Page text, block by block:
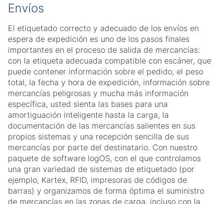
Envíos
El etiquetado correcto y adecuado de los envíos en
espera de expedición es uno de los pasos finales
importantes en el proceso de salida de mercancías:
con la etiqueta adecuada compatible con escáner, que
puede contener información sobre el pedido, el peso
total, la fecha y hora de expedición, información sobre
mercancías peligrosas y mucha más información
específica, usted sienta las bases para una
amortiguación inteligente hasta la carga, la
documentación de las mercancías salientes en sus
propios sistemas y una recepción sencilla de sus
mercancías por parte del destinatario. Con nuestro
paquete de software logOS, con el que controlamos
una gran variedad de sistemas de etiquetado (por
ejemplo, Kartex, RFID, impresoras de códigos de
barras) y organizamos de forma óptima el suministro
de mercancías en las zonas de carga, incluso con la